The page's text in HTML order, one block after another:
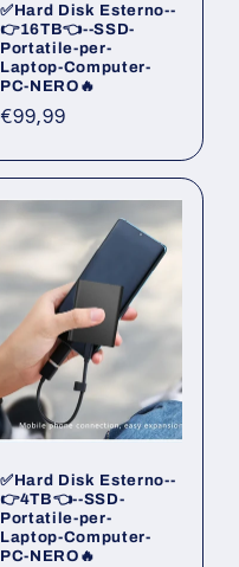
✅Hard Disk Esterno--
👉16TB👈--SSD-
Portatile-per-
Laptop-Computer-
PC-NERO🔥
Prezzo
listino
€99,99
✅Hard Disk Esterno--
👉4TB👈--SSD-
Portatile-per-
Laptop-Computer-
PC-NERO🔥